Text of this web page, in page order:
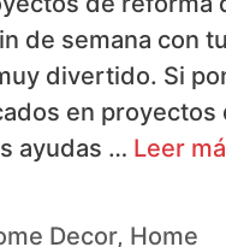
de semana con
divertido. Si
en proyectos
ayudas … Leer
Decor, Home